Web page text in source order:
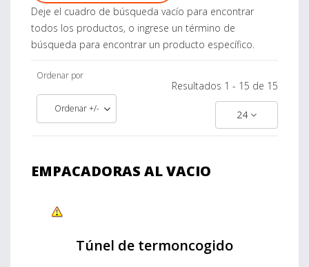
Deje el cuadro de búsqueda vacío para encontrar
todos los productos, o ingrese un término de
búsqueda para encontrar un producto específico.
Ordenar por
Ordenar +/-
Resultados 1 - 15 de 15
24
EMPACADORAS AL VACIO
Túnel de termoncogido